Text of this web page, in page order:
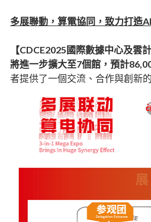
多展聯動，算電協同，致力打造
【CDCE2025國際數據中心及
將進一步擴大至7個館，預計
者提供了一個交流、合作與創新